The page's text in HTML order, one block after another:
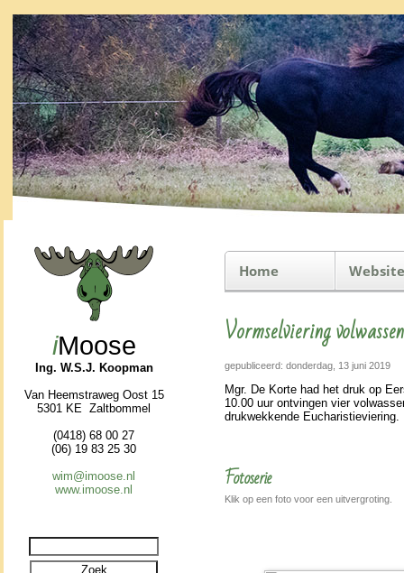
iMoose
Ing. W.S.J. Koopman
Van Heemstraweg Oost 15
5301 KE Zaltbommel
(0418) 68 00 27
(06) 19 83 25 30
wim@imoose.nl
www.imoose.nl
Home
Vormselviering
gepubliceerd: donderdag, 13 juni 2019
Mgr. De Korte had het druk op
10.00 uur ont­vingen vier
druk­wek­kende Eucha­ris­tie­vie­ring.
Fotoserie
Klik op een foto voor een uitvergroting.